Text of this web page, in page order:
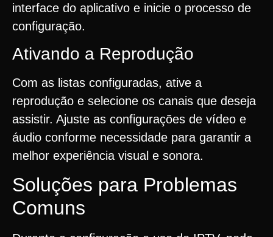
interface do aplicativo e inicie o processo de
configuração.
Ativando a Reprodução
Com as listas configuradas, ative a
reprodução e selecione os canais que deseja
assistir. Ajuste as configurações de vídeo e
áudio conforme necessidade para garantir a
melhor experiência visual e sonora.
Soluções para Problemas
Comuns